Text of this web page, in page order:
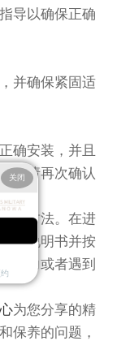
导以确保正确
并确保紧固适
确安装，并且
，请再次确认
卸方法。在进
关说明书并按
能力或者遇到
为您分享的精
保养的问题，
关闭